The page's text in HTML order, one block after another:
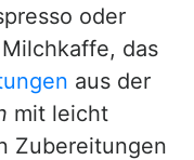
oder
das
aus der
mit leicht
Zubereitungen